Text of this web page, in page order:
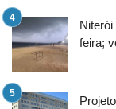
feira;